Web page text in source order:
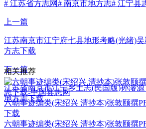
# 江苏省方志网# 南京市地方志# 江宁县
上一篇
江苏南京市江宁府七县地形考略(光绪)
方志下载
下一篇
江苏省南京市江宁乡土志(民国版)孙濬
地方志下载
相关推荐
六朝事迹编类(宋绍兴 清抄本)张敦颐撰
下载
六朝事迹编类(宋绍兴 清抄本)张敦颐撰